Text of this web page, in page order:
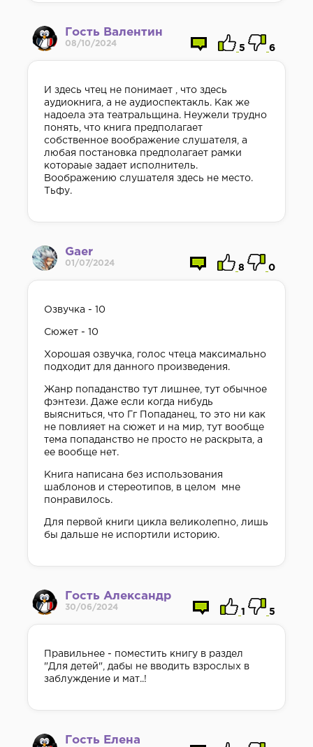
Гость Валентин
08/10/2024
5 6
И здесь чтец не понимает , что здесь
аудиокнига, а не аудиоспектакль. Как же
надоела эта театральщина. Неужели трудно
понять, что книга предполагает
собственное воображение слушателя, а
любая постановка предполагает рамки
котораые задает исполнитель.
Воображению слушателя здесь не место.
Тьфу.
Gaer
01/07/2024
8 0
Озвучка - 10
Сюжет - 10
Хорошая озвучка, голос чтеца максимально
подходит для данного произведения.
Жанр попаданство тут лишнее, тут обычное
фэнтези. Даже если когда нибудь
выясниться, что Гг Попаданец, то это ни как
не повлияет на сюжет и на мир, тут вообще
тема попаданство не просто не раскрыта, а
ее вообще нет.
Книга написана без использования
шаблонов и стереотипов, в целом мне
понравилось.
Для первой книги цикла великолепно, лишь
бы дальше не испортили историю.
Гость Александр
30/06/2024
1 5
Правильнее - поместить книгу в раздел
"Для детей", дабы не вводить взрослых в
заблуждение и мат..!
Гость Елена